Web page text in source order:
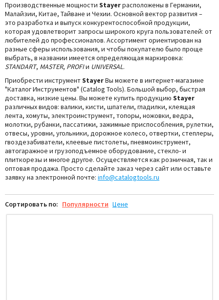
Производственные мощности Stayerрасположены в Германии,
Малайзии, Китае, Тайване и Чехии. Основной вектор развития –
это разработка и выпуск конкурентоспособной продукции,
которая удовлетворит запросы широкого круга пользователей: от
любителей до профессионалов. Ассортимент ориентирован на
разные сферы использования, и чтобы покупателю было проще
выбрать, в названии имеется определяющая маркировка:
STANDART, MASTER, PROFIи UNIVERSAL.
Приобрести инструментStayerВы можете в интернет-магазине
"Каталог Инструментов" (Catalog Tools). Большой выбор, быстрая
доставка, низкие цены. Вы можете купить продукцию Stayer
различных видов: валики, кисти, шпатели, гладилки, клеящая
лента, хомуты, электроинструмент, топоры, ножовки, ведра,
молотки, рубанки, пассатижи, зажимные приспособления, рулетки,
отвесы, уровни, угольники, дорожное колесо, отвертки, степлеры,
гвоздезабиватели, клеевые пистолеты, пневмоинструмент,
автогаражное и грузоподъемное оборудование, стекло- и
плиткорезы и многое другое. Осуществляется как розничная, так и
оптовая продажа. Просто сделайте заказ через сайт или оставьте
заявку на электронной почте: info@catalogtools.ru
Сортировать по: Популярности Цене